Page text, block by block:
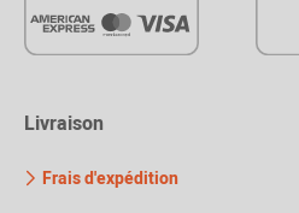
Livraison
Frais d'expédition